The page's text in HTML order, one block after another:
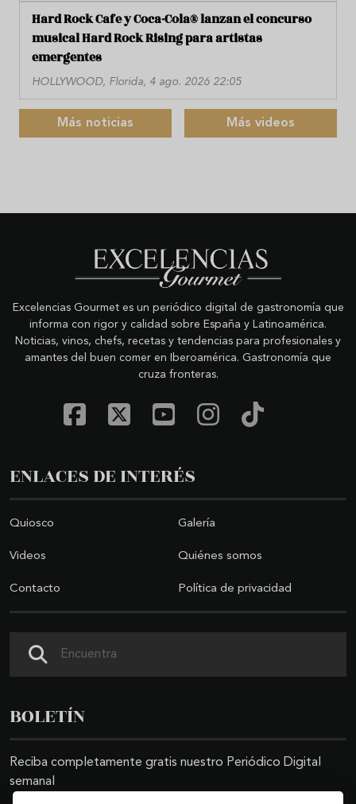
Hard Rock Cafe y Coca-Cola® lanzan el concurso
musical Hard Rock Rising para artistas
emergentes
HOLLYWOOD, Florida, 4 ago. 2026 22:05
Más noticias Más videos
Excelencias Gourmet es un periódico digital de gastronomía que
informa con rigor y calidad sobre España y Latinoamérica.
Noticias, vinos, chefs, recetas y tendencias para profesionales y
amantes del buen comer en Iberoamérica. Gastronomía que
cruza fronteras.
ENLACES DE INTERÉS
Quiosco Galería
Videos Quiénes somos
Contacto Política de privacidad
BOLETÍN
Reciba completamente gratis nuestro Periódico Digital
semanal